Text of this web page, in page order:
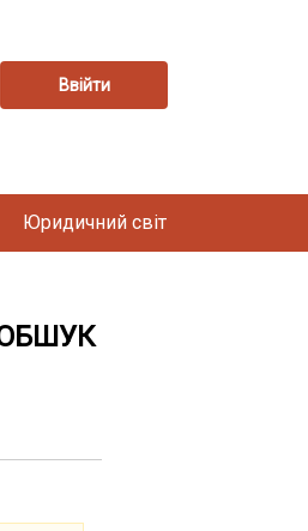
Ввійти
Юридичний світ
ОБШУК